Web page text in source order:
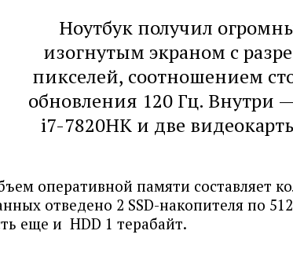
Ноутбук получил
изогнутым экраном с
пикселей, соотношением
обновления 120 Гц. Внутри
i7-7820HK и две
оперативной памяти составляет
отведено 2 SSD-накопителя по
еще и HDD 1 терабайт.